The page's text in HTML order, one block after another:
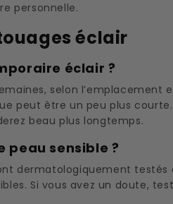
personnelle.
éclair
éclair ?
selon l’emplacement
peut être un peu plus
beau plus longtemps.
peau sensible ?
dermatologiquement testés
Si vous avez un doute,